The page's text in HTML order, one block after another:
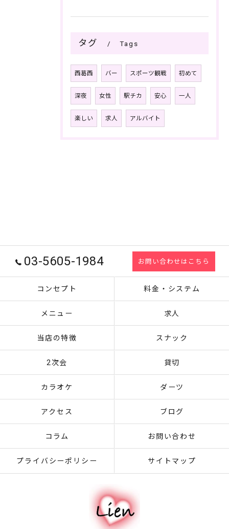
タグ Tags
西葛西 バー スポーツ観戦 初めて
深夜 女性 駅チカ 安心 一人
楽しい 求人 アルバイト
03-5605-1984 お問い合わせはこちら
コンセプト 料金・システム
メニュー 求人
当店の特徴 スナック
2次会 貸切
カラオケ ダーツ
アクセス ブログ
コラム お問い合わせ
プライバシーポリシー サイトマップ